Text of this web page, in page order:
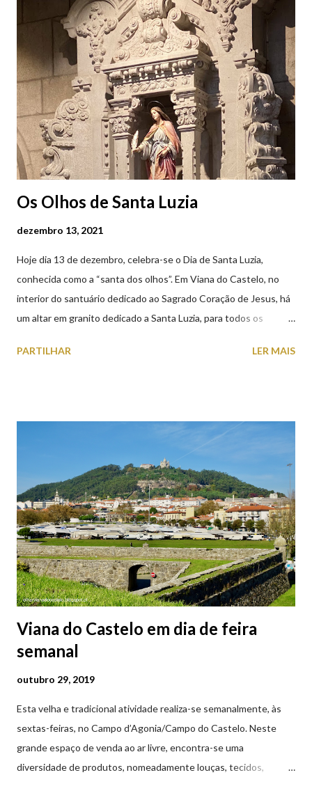
subterrâneos. O Parque da Estação Viana Shopping é grátis de
2ª a 5ª feira a partir das 20:00 (DIAS ÚTEIS)
Os Olhos de Santa Luzia
dezembro 13, 2021
Hoje dia 13 de dezembro, celebra-se o Dia de Santa Luzia,
conhecida como a “santa dos olhos”. Em Viana do Castelo, no
interior do santuário dedicado ao Sagrado Coração de Jesus, há
um altar em granito dedicado a Santa Luzia, para todos os
uma capela dedicada a Santa Luzia construída no cimo do monte
A lenda que deu origem à devoção de Santa Luzia como
protetora dos olhos: A história/lenda de Santa Luzia (Luzia de
Siracusa) conta que esta jovem italiana venerada pelos católicos,
sofreu perseguições por ser cristã. De acordo com a lenda,
preferiu que lhe arrancassem os olhos a renegar a fé em Cristo.
Conta-se que os olhos de Santa Luzia teriam sido arrancados
por um soldado a mando do imperador romano, e entregues num
prato à jovem. No mesmo instant...
PARTILHAR LER MAIS
Viana do Castelo em dia de feira
semanal
outubro 29, 2019
Esta velha e tradicional atividade realiza-se semanalmente, às
sextas-feiras, no Campo d’Agonia/Campo do Castelo. Neste
grande espaço de venda ao ar livre, encontra-se uma
diversidade de produtos, nomeadamente louças, tecidos,